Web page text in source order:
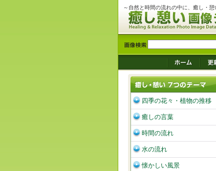
～自然と時間の流れの中に、癒し・憩
四季の花々・植物の推移
癒しの言葉
時間の流れ
水の流れ
懐かしい風景